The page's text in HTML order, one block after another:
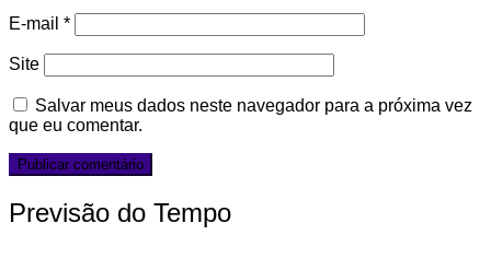
E-mail *
Site
Salvar meus dados neste navegador para a próxima vez
que eu comentar.
Previsão do Tempo